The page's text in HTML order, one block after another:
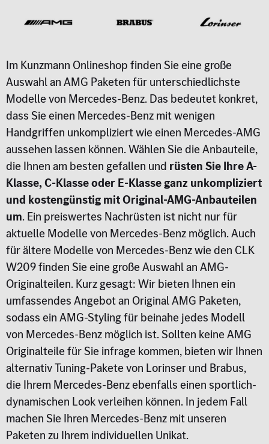
Im Kunzmann Onlineshop finden Sie eine große
Auswahl an AMG Paketen für unterschiedlichste
Modelle von Mercedes-Benz. Das bedeutet konkret,
dass Sie einen Mercedes-Benz mit wenigen
Handgriffen unkompliziert wie einen Mercedes-AMG
aussehen lassen können. Wählen Sie die Anbauteile,
die Ihnen am besten gefallen und rüsten Sie Ihre A-
Klasse, C-Klasse oder E-Klasse ganz unkompliziert
und kostengünstig mit Original-AMG-Anbauteilen
um. Ein preiswertes Nachrüsten ist nicht nur für
aktuelle Modelle von Mercedes-Benz möglich. Auch
für ältere Modelle von Mercedes-Benz wie den CLK
W209 finden Sie eine große Auswahl an AMG-
Originalteilen. Kurz gesagt: Wir bieten Ihnen ein
umfassendes Angebot an Original AMG Paketen,
sodass ein AMG-Styling für beinahe jedes Modell
von Mercedes-Benz möglich ist. Sollten keine AMG
Originalteile für Sie infrage kommen, bieten wir Ihnen
alternativ Tuning-Pakete von Lorinser und Brabus,
die Ihrem Mercedes-Benz ebenfalls einen sportlich-
dynamischen Look verleihen können. In jedem Fall
machen Sie Ihren Mercedes-Benz mit unseren
Paketen zu Ihrem individuellen Unikat.